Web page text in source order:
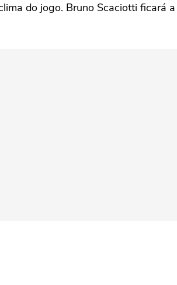
do jogo. Bruno Scaciotti ficará